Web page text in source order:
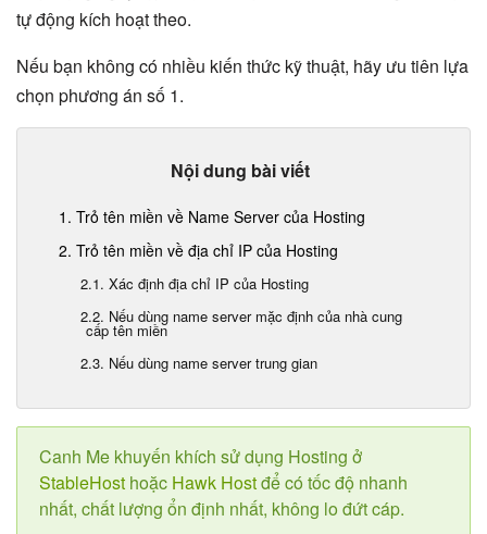
tự động kích hoạt theo.
Nếu bạn không có nhiều kiến thức kỹ thuật, hãy ưu tiên lựa
chọn phương án số 1.
Nội dung bài viết
1. Trỏ tên miền về Name Server của Hosting
2. Trỏ tên miền về địa chỉ IP của Hosting
2.1. Xác định địa chỉ IP của Hosting
2.2. Nếu dùng name server mặc định của nhà cung
cấp tên miền
2.3. Nếu dùng name server trung gian
Canh Me khuyến khích sử dụng Hosting ở
StableHosthoặc Hawk Hostđể có tốc độ nhanh
nhất, chất lượng ổn định nhất, không lo đứt cáp.